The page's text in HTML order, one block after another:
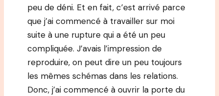
peu de déni. Et en fait, c’est arrivé parce
que j’ai commencé à travailler sur moi
suite à une rupture qui a été un peu
compliquée. J’avais l’impression de
reproduire, on peut dire un peu toujours
les mêmes schémas dans les relations.
Donc, j’ai commencé à ouvrir la porte du